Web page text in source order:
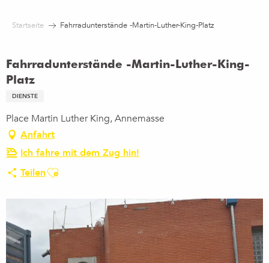
Startseite Fahrradunterstände -Martin-Luther-King-Platz
Fahrradunterstände -Martin-Luther-King-
Platz
DIENSTE
Place Martin Luther King, Annemasse
Anfahrt
Ich fahre mit dem Zug hin!
TeilenAjouter aux favoris